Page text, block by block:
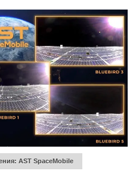
AST SpaceMobile